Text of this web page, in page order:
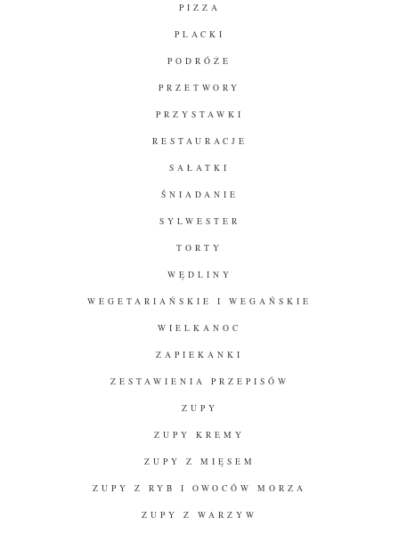
PIZZA
PLACKI
PODRÓŻE
PRZETWORY
PRZYSTAWKI
RESTAURACJE
SAŁATKI
ŚNIADANIE
SYLWESTER
TORTY
WĘDLINY
WEGETARIAŃSKIE I WEGAŃSKIE
WIELKANOC
ZAPIEKANKI
ZESTAWIENIA PRZEPISÓW
ZUPY
ZUPY KREMY
ZUPY Z MIĘSEM
ZUPY Z RYB I OWOCÓW MORZA
ZUPY Z WARZYW